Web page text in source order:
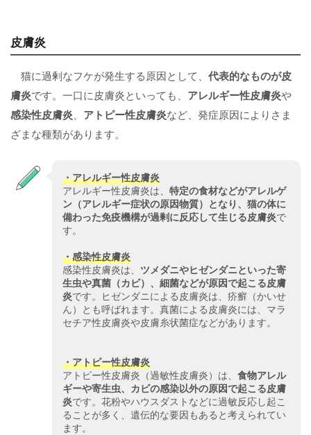
皮膚炎
猫に過剰なフケが発生する原因として、 代表的なものが皮
膚炎です。一口に皮膚炎といっても、 アレルギー性皮膚炎や
感染性皮膚炎 アトピー性皮膚炎など、発症原因によりさま
ざまな種類があります。
・アレルギー性皮膚炎
アレルギー性皮膚炎は、 特定の食材などがアレルゲ
ン（アレルギー症状の原因物質）となり、猫の体に
備わった免疫機構が過剰に反応して生じる皮膚炎で
す。
・感染性皮膚炎
感染性皮膚炎は、 ツメダニやヒゼンダニといった寄
生虫や真菌（カビ）、細菌などが原因で起こる皮膚
炎です。ヒゼンダニによる皮膚炎は、疥癬（かいせ
ん）とも呼ばれます。真菌による皮膚炎には、マラ
セチア性皮膚炎や皮膚糸状菌症などがあります。
・アトピー性皮膚炎
アトピー性皮膚炎（過敏性皮膚炎）は、 食物アレル
ギーや寄生虫、カビの感染以外の原因で起こる皮膚
炎です。花粉やハウスダストなどに過敏反応し起こ
ることが多く、遺伝的な要因もあると考えられてい
ます。